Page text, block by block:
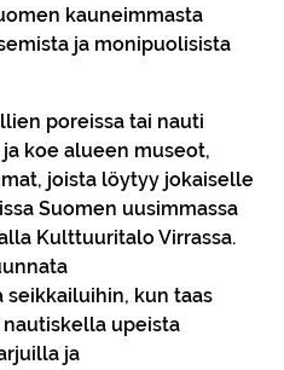
kauneimmasta
ja monipuolisista
poreissa tai nauti
koe alueen museot,
joista löytyy jokaiselle
Suomen uusimmassa
Kulttuuritalo Virrassa.
kun taas
upeista
ja